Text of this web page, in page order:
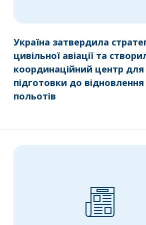
Україна затвердила
цивільної авіації та
координаційний центр для
підготовки до відновлення
польотів